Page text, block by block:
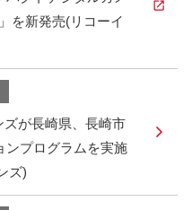
を新発売(リコーイ
ズが長崎県、長崎市
ンプログラムを実施
ズ)